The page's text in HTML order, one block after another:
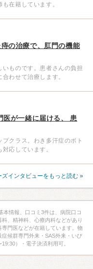
在籍しています。
の治療で、肛門の機能
ものです。患者さんの負担
わせて治療します。
医が一緒に届ける、 患
クラス。わき多汗症のボト
応しています。
ズインタビューをもっと読む »
本情報、口コミ3件は、病院口コ
、精神科、心療内科などがあり
門医などが在籍しています。物
候群専門外来・SAS外来・いび
）・電子決済利用可。